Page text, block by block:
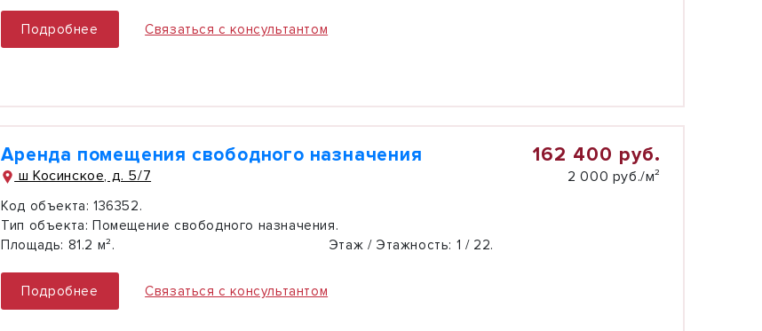
Подробнее Связаться с консультантом
Аренда помещения свободного назначения
ш Косинское, д. 5/7
162 400 руб.
2 000 руб./м²
Код объекта: 136352.
Тип объекта: Помещение свободного назначения.
Площадь: 81.2 м². Этаж / Этажность: 1 / 22.
Подробнее Связаться с консультантом